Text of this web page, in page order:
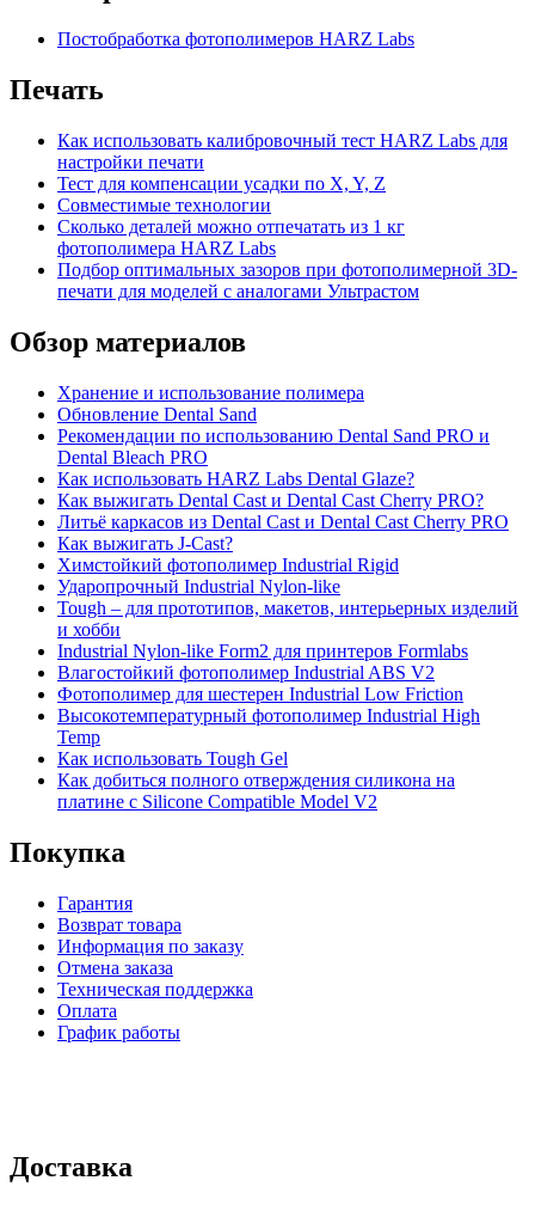
Постобработка фотополимеров HARZ Labs
Печать
Как использовать калибровочный тест HARZ Labs для
настройки печати
Тест для компенсации усадки по X, Y, Z
Совместимые технологии
Сколько деталей можно отпечатать из 1 кг
фотополимера HARZ Labs
Подбор оптимальных зазоров при фотополимерной 3D-
печати для моделей с аналогами Ультрастом
Обзор материалов
Хранение и использование полимера
Обновление Dental Sand
Рекомендации по использованию Dental Sand PRO и
Dental Bleach PRO
Как использовать HARZ Labs Dental Glaze?
Как выжигать Dental Cast и Dental Cast Cherry PRO?
Литьё каркасов из Dental Cast и Dental Cast Cherry PRO
Как выжигать J-Cast?
Химстойкий фотополимер Industrial Rigid
Ударопрочный Industrial Nylon-like
Tough – для прототипов, макетов, интерьерных изделий
и хобби
Industrial Nylon-like Form2 для принтеров Formlabs
Влагостойкий фотополимер Industrial ABS V2
Фотополимер для шестерен Industrial Low Friction
Высокотемпературный фотополимер Industrial High
Temp
Как использовать Tough Gel
Как добиться полного отверждения силикона на
платине с Silicone Compatible Model V2
Покупка
Гарантия
Возврат товара
Информация по заказу
Отмена заказа
Техническая поддержка
Оплата
График работы
Доставка